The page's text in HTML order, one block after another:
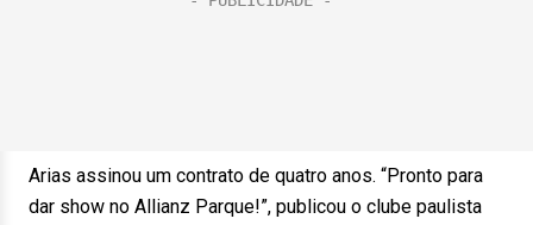
Arias assinou um contrato de quatro anos. “Pronto para
dar show no Allianz Parque!”, publicou o clube paulista